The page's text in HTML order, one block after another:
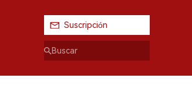
Suscripción